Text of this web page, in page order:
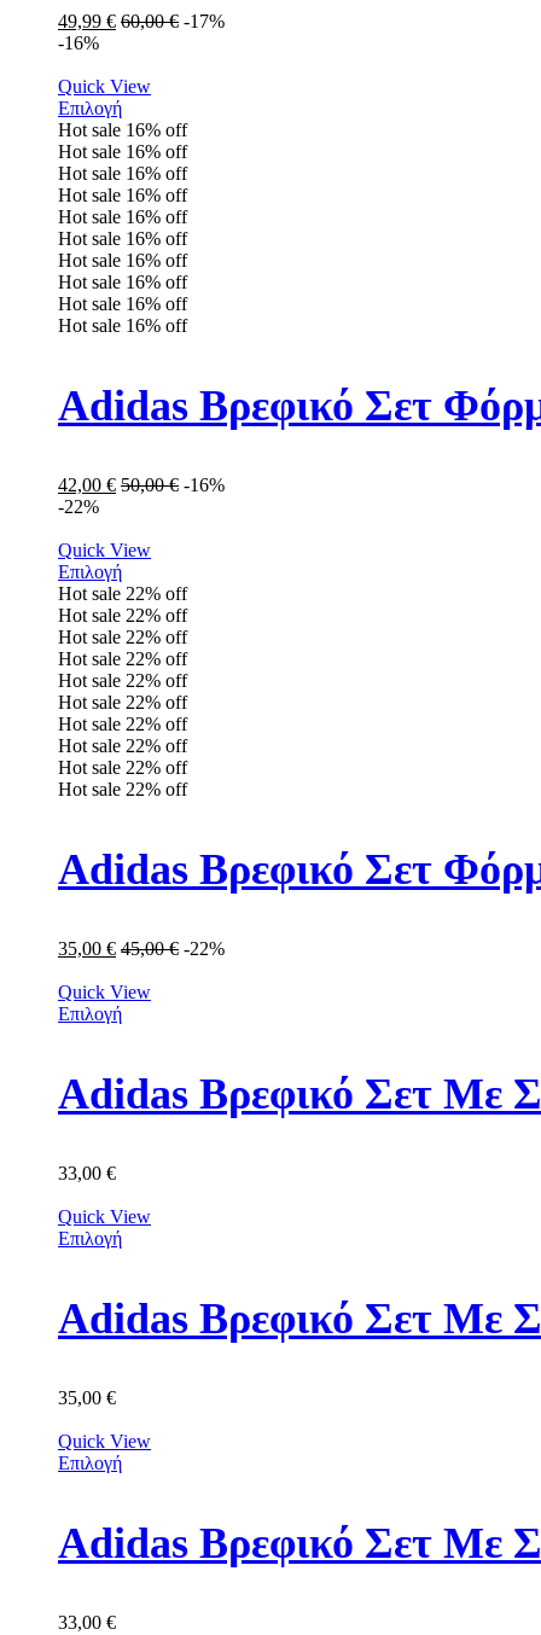
49,99 € 60,00€ -17%
-16%
Quick View
Επιλογή
Hot sale 16% off
Hot sale 16% off
Hot sale 16% off
Hot sale 16% off
Hot sale 16% off
Hot sale 16% off
Hot sale 16% off
Hot sale 16% off
Hot sale 16% off
Hot sale 16% off
Adidas Βρεφικό Σετ
42,00 € 50,00€ -16%
-22%
Quick View
Επιλογή
Hot sale 22% off
Hot sale 22% off
Hot sale 22% off
Hot sale 22% off
Hot sale 22% off
Hot sale 22% off
Hot sale 22% off
Hot sale 22% off
Hot sale 22% off
Hot sale 22% off
Adidas Βρεφικό Σετ
35,00 € 45,00€ -22%
Quick View
Επιλογή
Adidas Βρεφικό Σετ Με
33,00 €
Quick View
Επιλογή
Adidas Βρεφικό Σετ Με
35,00 €
Quick View
Επιλογή
Adidas Βρεφικό Σετ Με
33,00 €